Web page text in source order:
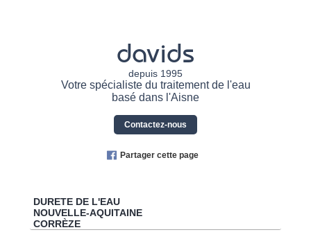
davids
depuis 1995
Votre spécialiste du traitement de l'eau
basé dans l'Aisne
Contactez-nous
Partager cette page
DURETE DE L'EAU
NOUVELLE-AQUITAINE
CORRÈZE